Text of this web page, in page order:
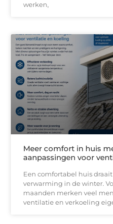
werken,
Meer comfort in huis
aanpassingen voor
Een comfortabel huis
verwarming in de winter.
maanden merken veel
ventilatie en verkoeling